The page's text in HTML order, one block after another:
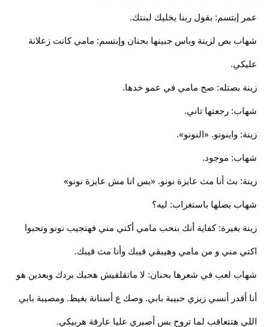
عمر إبتسم: بقول ربنا يخليك لبنتك.
شهاب بص لزينة وباس جبينها بحنان وإبتسم: مامي كانت زعلانة
عليكي.
زينة بصتله: صح مامي في عمو خدها.
شهاب: رجعتها تاني.
زينة: واينونو. «النونو».
شهاب: موجود.
زينة: بث أنا مث عايزة نونو. «بس انا مش عايزة نونو»
شهاب بصلها باستغراب: ليه؟
زينة بغيرة: كفاية أنك بنحب مامي أكتي مني فهتجيب نونو وتحبوا
اكتي مني و من مامي وهيبقي قيبك وأنا مث قيبك.
شهاب لعب في شعرها بحنان: لا ماتقلقيش هحبك بردك وبعدين هو
أنا أقدر أنسي زيزي حبيبة بابي. وصك ع أسنانة بغيظ. ومصيبة بابي
اللي هتتعاقب لما تروح بس أصبري عليا عارفة هربيكي.